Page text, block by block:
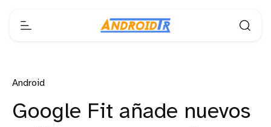
Android
Google Fit añade nuevos